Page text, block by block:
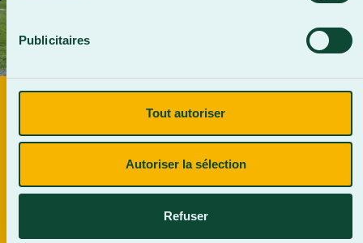
Publicitaires
Tout autoriser
Autoriser la sélection
Refuser
DÉPÔT D'UN PROJET DE GYMNASE
DOUBLE